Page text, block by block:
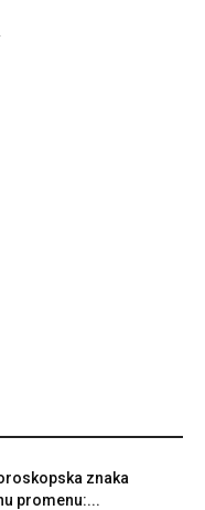
znaka
promenu:...